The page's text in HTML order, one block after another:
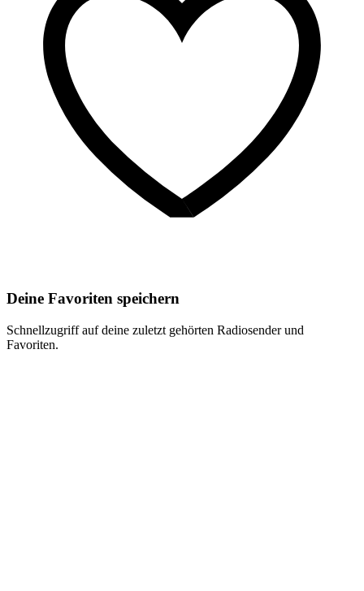
Deine Favoriten speichern
Schnellzugriff auf deine zuletzt gehörten Radiosender und
Favoriten.